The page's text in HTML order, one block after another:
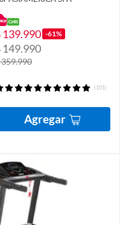
139.990 -61%
149.990
(101)
Agregar